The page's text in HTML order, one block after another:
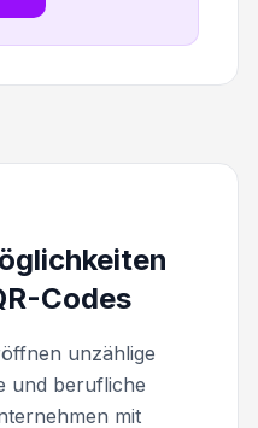
Codes
unzählige
und berufliche
mit